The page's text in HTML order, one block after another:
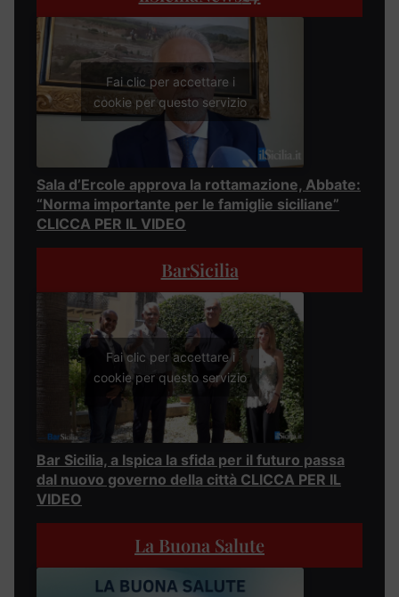
Fai clic per accettare i
cookie per questo servizio
Sala d’Ercole approva la rottamazione, Abbate:
“Norma importante per le famiglie siciliane”
CLICCA PER IL VIDEO
BarSicilia
Fai clic per accettare i
cookie per questo servizio
Bar Sicilia, a Ispica la sfida per il futuro passa
dal nuovo governo della città CLICCA PER IL
VIDEO
La Buona Salute